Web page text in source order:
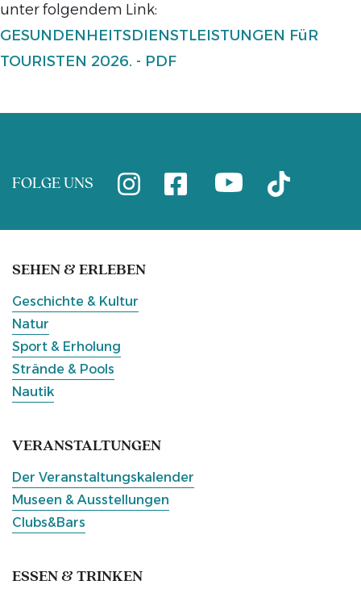
unter folgendem Link:
GESUNDENHEITSDIENSTLEISTUNGEN FüR
TOURISTEN 2026. - PDF
FOLGE UNS
SEHEN & ERLEBEN
Geschichte & Kultur
Natur
Sport & Erholung
Strände & Pools
Nautik
VERANSTALTUNGEN
Der Veranstaltungskalender
Museen & Ausstellungen
Clubs&Bars
ESSEN & TRINKEN